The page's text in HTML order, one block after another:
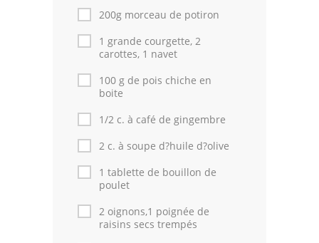
Espace Personnel
200g morceau de potiron
1 grande courgette, 2
carottes, 1 navet
100 g de pois chiche en
boite
1/2 c. à café de gingembre
2 c. à soupe d?huile d?olive
1 tablette de bouillon de
poulet
2 oignons,1 poignée de
raisins secs trempés